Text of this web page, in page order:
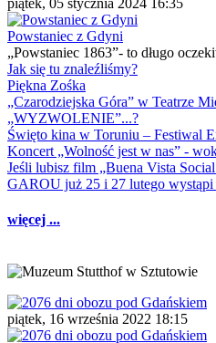
piątek, 05 stycznia 2024 16:35
Powstaniec z Gdyni
„Powstaniec 1863”- to długo
Jak się tu znaleźliśmy?
Piękna Zośka
„Czarodziejska Góra” w Teatrze
„WYZWOLENIE”...?
Święto kina w Toruniu – Festiwal
Koncert „Wolność jest w nas” -
Jeśli lubisz film „Buena Vista
GAROU już 25 i 27 lutego
więcej ...
piątek, 16 września 2022 18:15